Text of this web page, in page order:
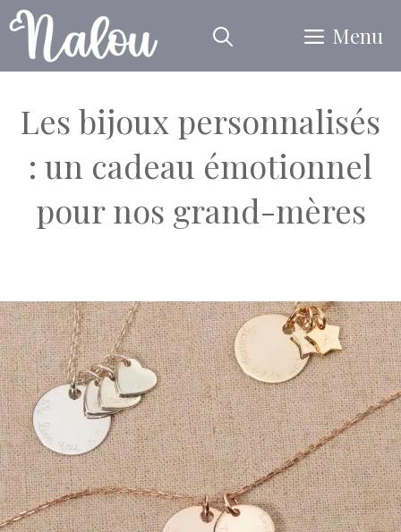
Aller
contenu
Menu
Les bijoux personnalisés
: un cadeau émotionnel
pour nos grand-mères